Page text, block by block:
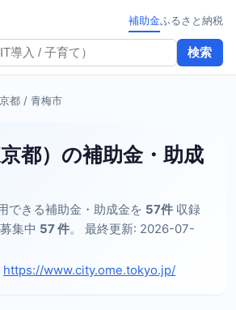
検索
補助金ふるさと納税
都 / 青梅市
都）の補助金・助成
できる補助金・助成金を 57件 収録
集中 57 件。 最終更新: 2026-07-
https://www.city.ome.tokyo.jp/